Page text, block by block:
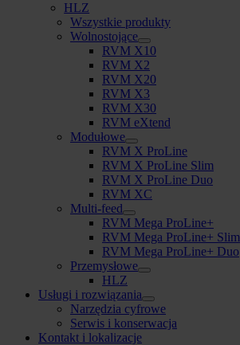
HLZ
Wszystkie produkty
Wolnostojące
RVM X10
RVM X2
RVM X20
RVM X3
RVM X30
RVM eXtend
Modułowe
RVM X ProLine
RVM X ProLine Slim
RVM X ProLine Duo
RVM XC
Multi-feed
RVM Mega ProLine+
RVM Mega ProLine+ Slim
RVM Mega ProLine+ Duo
Przemysłowe
HLZ
Usługi i rozwiązania
Narzędzia cyfrowe
Serwis i konserwacja
Kontakt i lokalizacje